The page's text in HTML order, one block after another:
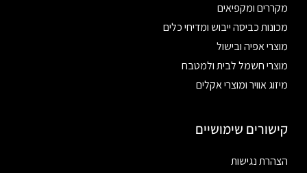
מקררים ומקפיאים
מכונות כביסה ייבוש ומדיחי כלים
מוצרי אפיה ובישול
מוצרי חשמל לבית ולמטבח
מיזוג אוויר ומוצרי אקלים
קישורים שימושיים
הצהרת נגישות